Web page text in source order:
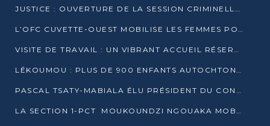
JUSTICE : OUVERTURE DE LA SESSION CRIMINELLE À BRAZZAVILLE AVEC 52 DOSSIERS AU RÔLE
L’OFC CUVETTE-OUEST MOBILISE LES FEMMES POUR ACCUEILLIR LE PRÉSIDENT DE LA RÉPUBLIQUE
VISITE DE TRAVAIL : UN VIBRANT ACCUEIL RÉSERVÉ À DENIS SASSOU-N’GUESSO PAR L’ASSOCIATION « LES AMIS DE WOMO »
LÉKOUMOU : PLUS DE 900 ENFANTS AUTOCHTONES REÇOIVENT DES KITS SCOLAIRES GRÂCE À L’ESPACE OPOKO
PASCAL TSATY-MABIALA ÉLU PRÉSIDENT DU CONSEIL NATIONAL DE L’UPADS
LA SECTION 1-PCT MOUKOUNDZI NGOUAKA MOBILISE 100 000 FCFA POUR LE 6ᵉ CONGRÈS DU PARTI